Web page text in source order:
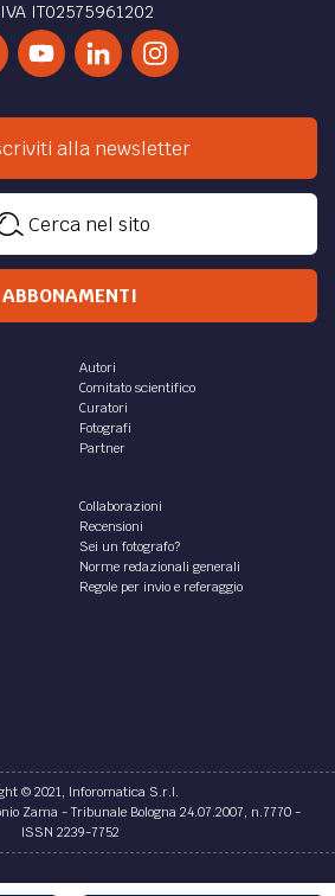
IT02575961202
alla newsletter
Cerca nel sito
ABBONAMENTI
Autori
Comitato scientifico
Curatori
Fotografi
Partner
Collaborazioni
Recensioni
Sei un fotografo?
Norme redazionali generali
Regole per invio e referaggio
© 2021, Inforomatica S.r.l.
Zama - Tribunale Bologna 24.07.2007, n.7770 -
ISSN 2239-7752